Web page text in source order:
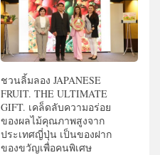
ชวนลิ้มลอง JAPANESE
FRUIT. THE ULTIMATE
GIFT. เคล็ดลับความอร่อย
ของผลไม้คุณภาพสูงจาก
ประเทศญี่ปุ่น เป็นของฝาก
ของขวัญเพื่อคนพิเศษ